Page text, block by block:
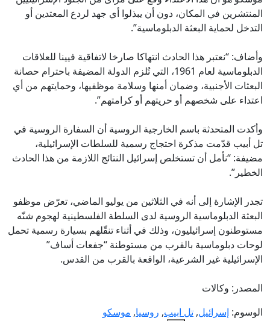
المنتشرين في المكان، دون أن يبذلوا أي جهد لردع المعتدين أو
التدخل لحماية البعثة الدبلوماسية”.
وأضاف: “نعتبر هذا الحادث انتهاكا صارخا لاتفاقية فيينا للعلاقات
الدبلوماسية لعام 1961، التي تُلزم الدولة المضيفة باحترام حصانة
البعثات الأجنبية، وضمان أمنها وسلامة موظفيها، وحمايتهم من أي
اعتداء على شخصهم أو حريتهم أو كرامتهم”.
وأكدت المتحدثة باسم الخارجية الروسية أن السفارة الروسية في
تل أبيب قدّمت مذكرة احتجاج رسمية للسلطات الإسرائيلية،
مضيفة: “نأمل أن تستخلص إسرائيل النتائج اللازمة من هذا الحادث
الخطير”.
تجدر الإشارة إلى أنه في الثلاثين من يوليو الماضي، تعرّض موظفو
البعثة الدبلوماسية الروسية لدى السلطة الفلسطينية لهجوم شنّه
مستوطنون إسرائيليون، وذلك في أثناء تنقّلهم بسيارة رسمية تحمل
لوحات دبلوماسية بالقرب من مستوطنة “جفعات أساف”
الإسرائيلية غير الشرعية، الواقعة بالقرب من القدس.
المصدر: وكالات
الوسوم: إسرائيل, تل ابيب, روسيا, موسكو